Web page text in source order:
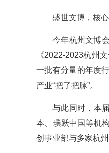
盛世文博，核
今年杭州文博
《2022-2023杭州
一批有分量的年度
产业“把了把脉”。
与此同时，本
本、璞跃中国等机
创事业部与多家杭